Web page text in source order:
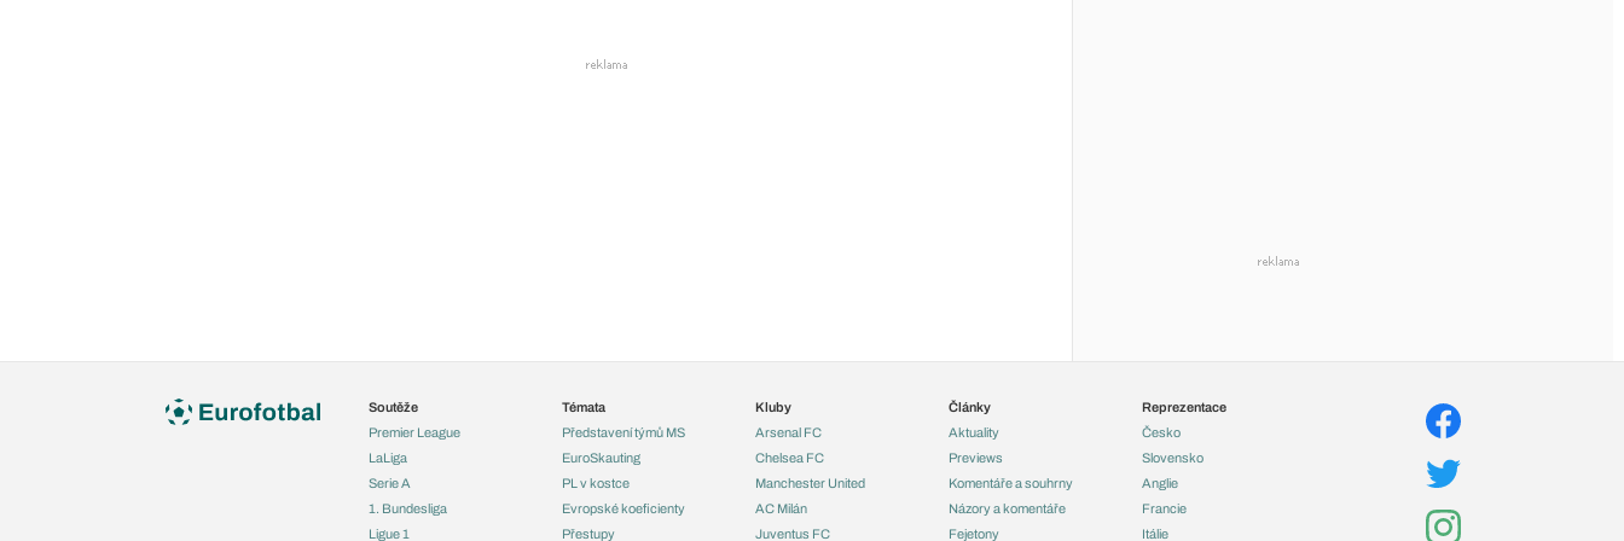
Soutěže
Premier League
LaLiga
Serie A
1. Bundesliga
Ligue 1
Témata
Představení týmů MS
EuroSkauting
PL v kostce
Evropské koeficienty
Přestupy
Kluby
Arsenal FC
Chelsea FC
Manchester United
AC Milán
Juventus FC
Články
Aktuality
Previews
Komentáře a souhrny
Názory a komentáře
Fejetony
Reprezentace
Česko
Slovensko
Anglie
Francie
Itálie